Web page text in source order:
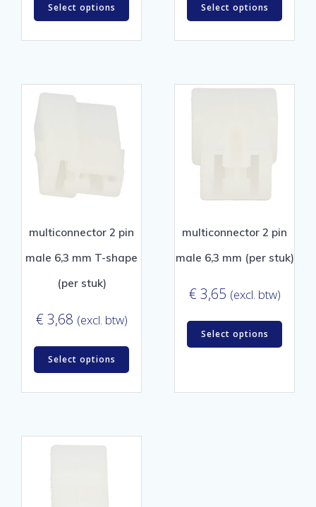
Select options Select options
multiconnector 2 pin
male 6,3 mm T-shape
(per stuk)
€ 3,68 (excl. btw)
Select options
multiconnector 2 pin
male 6,3 mm (per stuk)
€ 3,65 (excl. btw)
Select options